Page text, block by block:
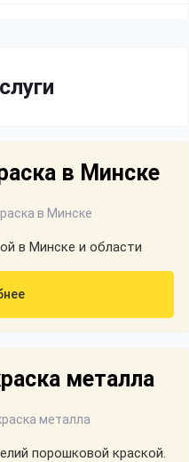
в Минске
в Минске и области
металла
порошковой краской.